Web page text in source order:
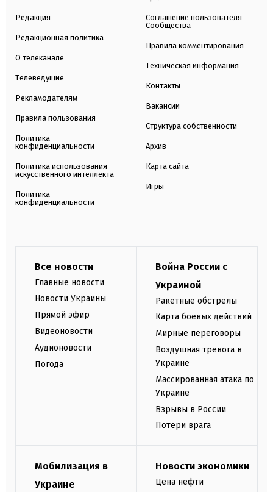
Редакция
Редакционная политика
О телеканале
Телеведущие
Рекламодателям
Правила пользования
Политика
конфиденциальности
Политика использования
искусственного интеллекта
Политика
конфиденциальности
Соглашение пользователя
Сообщества
Правила комментирования
Техническая информация
Контакты
Вакансии
Структура собственности
Архив
Карта сайта
Игры
Все новости
Главные новости
Новости Украины
Прямой эфир
Видеоновости
Аудионовости
Погода
Война России с
Украиной
Ракетные обстрелы
Карта боевых действий
Мирные переговоры
Воздушная тревога в
Украине
Массированная атака по
Украине
Взрывы в России
Потери врага
Мобилизация в
Украине
Новости экономики
Цена нефти